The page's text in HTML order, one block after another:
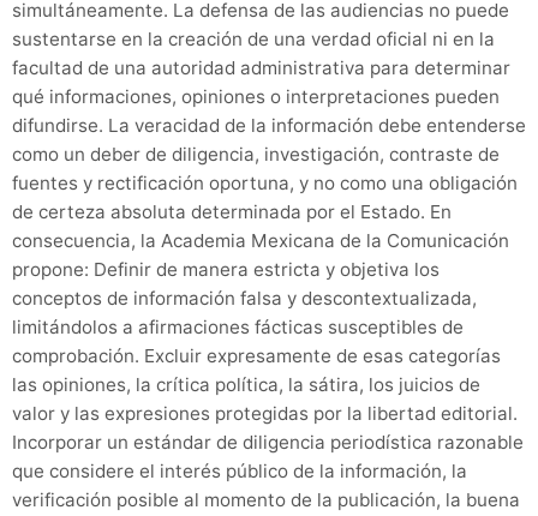
simultáneamente. La defensa de las audiencias no puede
sustentarse en la creación de una verdad oficial ni en la
facultad de una autoridad administrativa para determinar
qué informaciones, opiniones o interpretaciones pueden
difundirse. La veracidad de la información debe entenderse
como un deber de diligencia, investigación, contraste de
fuentes y rectificación oportuna, y no como una obligación
de certeza absoluta determinada por el Estado. En
consecuencia, la Academia Mexicana de la Comunicación
propone: Definir de manera estricta y objetiva los
conceptos de información falsa y descontextualizada,
limitándolos a afirmaciones fácticas susceptibles de
comprobación. Excluir expresamente de esas categorías
las opiniones, la crítica política, la sátira, los juicios de
valor y las expresiones protegidas por la libertad editorial.
Incorporar un estándar de diligencia periodística razonable
que considere el interés público de la información, la
verificación posible al momento de la publicación, la buena